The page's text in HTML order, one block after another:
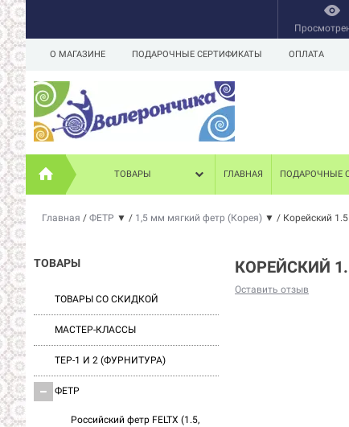
О МАГАЗИНЕ ПОДАРОЧНЫЕ СЕРТИФИКАТЫ ОПЛАТА
ТОВАРЫ ГЛАВНАЯ ПОДАРОЧНЫЕ
Главная / ФЕТР ▼ / 1,5 мм мягкий фетр (Корея) ▼ / Корейский
ТОВАРЫ
ТОВАРЫ СО СКИДКОЙ
МАСТЕР-КЛАССЫ
ТЕР-1 И 2 (ФУРНИТУРА)
ФЕТР
Российский фетр FELTX (1.5,
КОРЕЙСКИЙ
Оставить отзыв